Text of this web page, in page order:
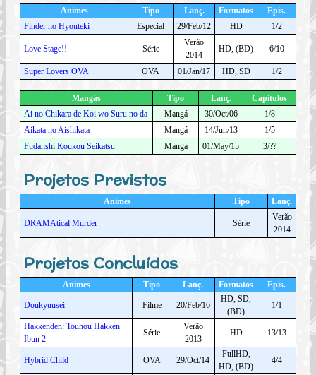
Animes Tipo Lanç. Formatos
Epis.
Finder no Hyouteki
Especial 29/Feb/12 HD 1/2
Love Stage!! Série
Verão
2014
HD, (BD) 6/10
Super Lovers OVA OVA 01/Jan/17 HD, SD 1/2
Mangás Tipo Lanç.
Capítulos
Ai no Chikara de Koi wo Suru no da
Mangá 30/Oct/06
1/8
Aikata no Aishikata
Mangá 14/Jun/13
1/5
Fudanshi Koukou Seikatsu
Mangá 01/May/15 3/??
Projetos Previstos
Animes Tipo Lanç.
DRAMAtical Murder Série
Verão
2014
Projetos Concluídos
Animes Tipo Lanç. Formatos Epis.
Doukyuusei Filme 20/Feb/16
HD, SD,
(BD)
1/1
Hakkenden: Touhou Hakken
Ibun 2
Série
Verão
2013
HD 13/13
Hybrid Child OVA 29/Oct/14
FullHD,
HD, (BD)
4/4